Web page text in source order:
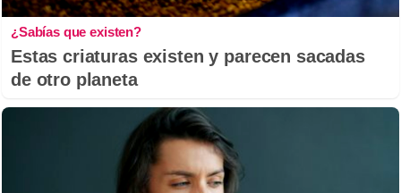
¿Sabías que existen?
Estas criaturas existen y parecen sacadas
de otro planeta